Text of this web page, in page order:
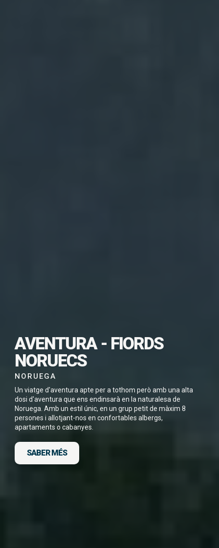
AVENTURA - FIORDS
NORUECS
NORUEGA
Un viatge d'aventura apte per a tothom però amb una alta
dosi d'aventura que ens endinsarà en la naturalesa de
Noruega. Amb un estil únic, en un grup petit de màxim 8
persones i allotjant-nos en confortables albergs,
apartaments o cabanyes.
SABER MÉS
AQUEST VIATGE EN
PDF
He llegit i accepto la Política de Privacitat*